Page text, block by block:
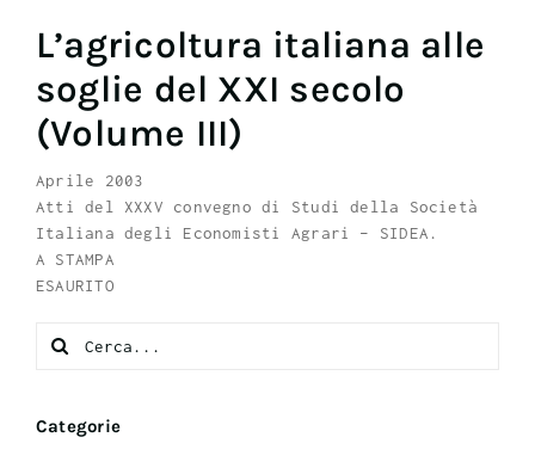
L’agricoltura italiana alle
soglie del XXI secolo
(Volume III)
Aprile 2003
Atti del XXXV convegno di Studi della Società
Italiana degli Economisti Agrari – SIDEA.
A STAMPA
ESAURITO
Search
for:
Categorie